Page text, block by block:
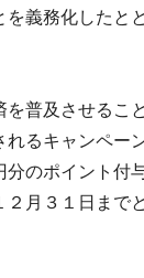
義務化したと
普及させるこ
るキャンペ
のポイント
月３１日まで